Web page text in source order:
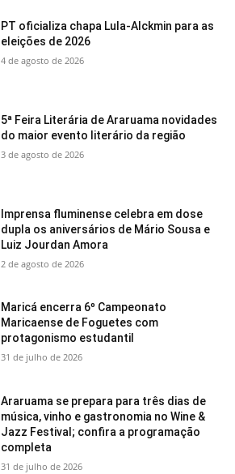
PT oficializa chapa Lula-Alckmin para as
eleições de 2026
4 de agosto de 2026
5ª Feira Literária de Araruama novidades
do maior evento literário da região
3 de agosto de 2026
Imprensa fluminense celebra em dose
dupla os aniversários de Mário Sousa e
Luiz Jourdan Amora
2 de agosto de 2026
Maricá encerra 6º Campeonato
Maricaense de Foguetes com
protagonismo estudantil
31 de julho de 2026
Araruama se prepara para três dias de
música, vinho e gastronomia no Wine &
Jazz Festival; confira a programação
completa
31 de julho de 2026